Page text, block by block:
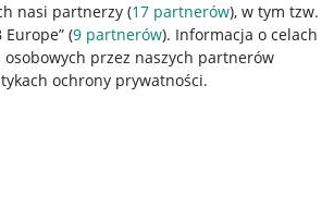
nasi partnerzy (17 partnerów), w tym tzw.
(9 partnerów). Informacja o celach
przez naszych partnerów
ochrony prywatności.
Regulamin
Polityka plików
Ustawienia plików
Udostępnianie
Informacje dla